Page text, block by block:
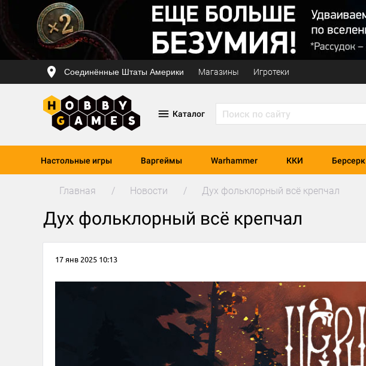
Соединённые Штаты Америки Магазины Игротеки
Каталог
Настольные игры Варгеймы Warhammer ККИ Берсерк
Главная Новости Дух фольклорный всё крепчал
Дух фольклорный всё крепчал
17 янв 2025 10:13